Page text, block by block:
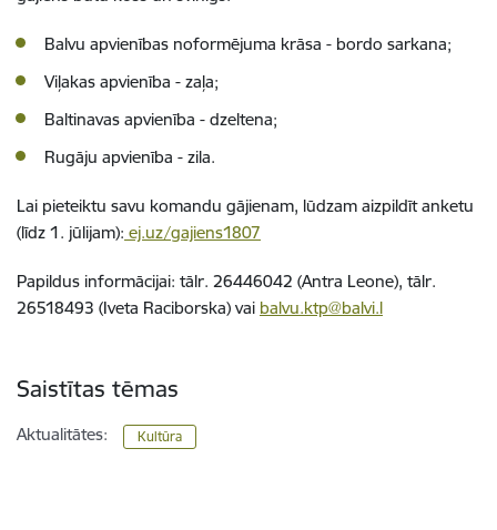
Balvu apvienības noformējuma krāsa - bordo sarkana;
Viļakas apvienība - zaļa;
Baltinavas apvienība - dzeltena;
Rugāju apvienība - zila.
Lai pieteiktu savu komandu gājienam, lūdzam aizpildīt anketu
(līdz 1. jūlijam): ej.uz/gajiens1807
Papildus informācijai: tālr. 26446042 (Antra Leone), tālr.
26518493 (Iveta Raciborska) vai balvu.ktp@balvi.l
Saistītas tēmas
Aktualitātes: Kultūra